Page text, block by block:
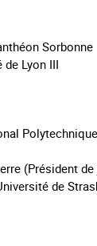
Sorbonne
Lyon III
(Président de
de